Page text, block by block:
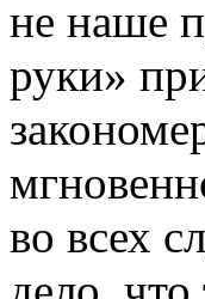
не наше
руки»
во всех